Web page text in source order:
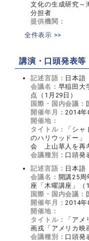
文化の生成研究～
分担者
提供機関：
全件表示 >>
講演・口頭発表等
記述言語： 日本語
会議名： 早稲田大
点（1月29日）
国際・国内会議：
開催年月： 2014年
開催地：
タイトル：
「シ
のハリウッドー」
会 上山草人を再
会議種別： 口頭発
記述言語： 日本語
会議名： 開講25周
座「木曜講座」（1
国際・国内会議：
開催年月： 2014年
開催地：
タイトル：
「ア
画戎「アメリカ映
会議種別： 口頭発